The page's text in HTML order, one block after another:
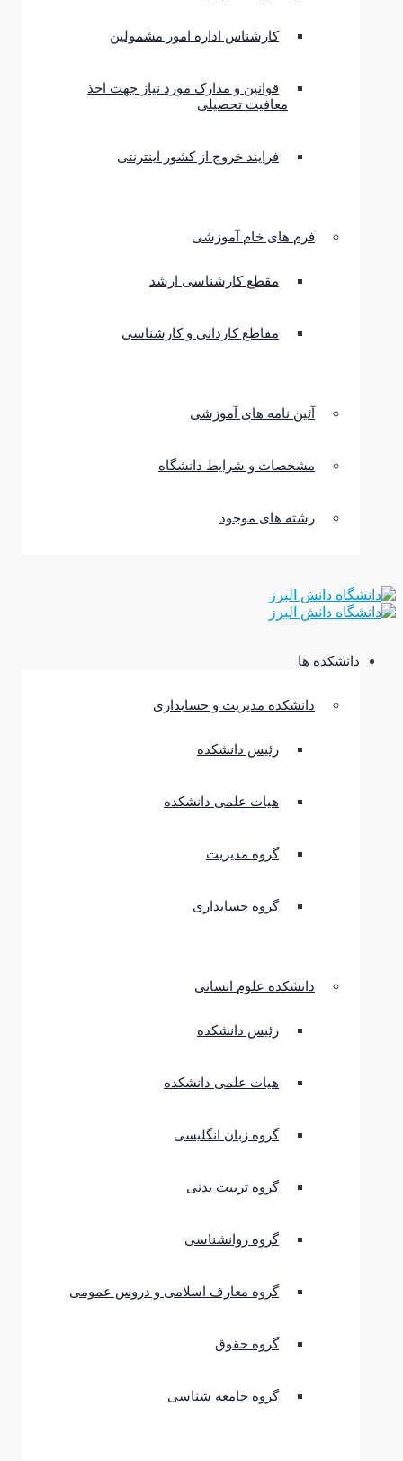
کارشناس اداره امور مشمولین
قوانین و مدارک مورد نیاز جهت اخذ
معافیت تحصیلی
فرایند خروج از کشور اینترنتی
فرم های خام آموزشی
مقطع کارشناسی ارشد
مقاطع کاردانی و کارشناسی
آئین نامه های آموزشی
مشخصات و شرایط دانشگاه
رشته های موجود
دانشکده ها
دانشکده مدیریت و حسابداری
رئیس دانشکده
هیات علمی دانشکده
گروه مدیریت
گروه حسابداری
دانشکده علوم انسانی
رئیس دانشکده
هیات علمی دانشکده
گروه زبان انگلیسی
گروه تربیت بدنی
گروه روانشناسی
گروه معارف اسلامی و دروس عمومی
گروه حقوق
گروه جامعه شناسی